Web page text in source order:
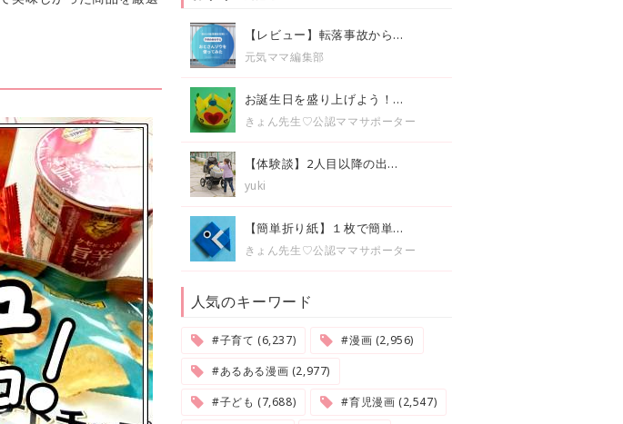
【レビュー】転落事故から...
元気ママ編集部
お誕生日を盛り上げよう！...
きょん先生♡公認ママサポーター
【体験談】2人目以降の出...
yuki
【簡単折り紙】１枚で簡単...
きょん先生♡公認ママサポーター
人気のキーワード
#子育て (6,237)
#漫画 (2,956)
#あるある漫画 (2,977)
#子ども (7,688)
#育児漫画 (2,547)